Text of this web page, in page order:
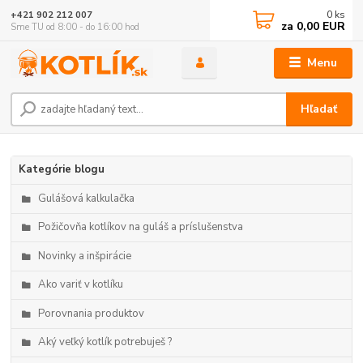
Menu
Hľadať
+421 902 212 007
Sme TU od 8:00 - do 16:00 hod
0 ks
za 0,00 EUR
Kategórie blogu
Gulášová kalkulačka
Požičovňa kotlíkov na guláš a príslušenstva
Novinky a inšpirácie
Ako variť v kotlíku
Porovnania produktov
Aký veľký kotlík potrebuješ ?